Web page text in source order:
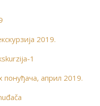
2019.
1
понуђача, април 2019.